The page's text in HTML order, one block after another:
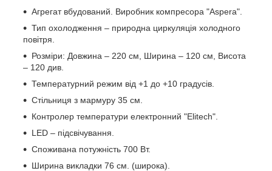
Агрегат вбудований. Виробник компресора "Aspera".
Тип охолодження – природна циркуляція холодного
повітря.
Розміри: Довжина – 220 см, Ширина – 120 см, Висота
– 120 див.
Температурний режим від +1 до +10 градусів.
Стільниця з мармуру 35 см.
Контролер температури електронний "Elitech".
LED – підсвічування.
Споживана потужність 700 Вт.
Ширина викладки 76 см. (широка).